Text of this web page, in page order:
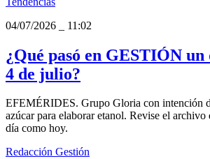
Tendencias
04/07/2026_11:02
¿Qué pasó en GESTIÓN un
4 de julio?